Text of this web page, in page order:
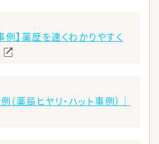
】薬歴を速くわかりやすく
薬局ヒヤリ・ハット事例）｜